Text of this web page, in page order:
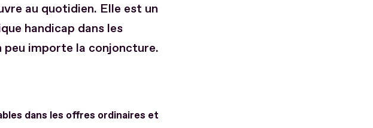
au quotidien. Elle est un
handicap dans les
importe la conjoncture.
dans les offres ordinaires et